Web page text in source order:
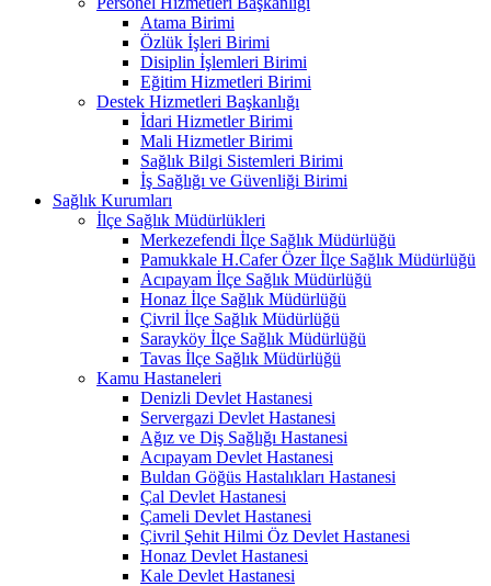
Atama Birimi
Özlük İşleri Birimi
Disiplin İşlemleri Birimi
Eğitim Hizmetleri Birimi
Destek Hizmetleri Başkanlığı
İdari Hizmetler Birimi
Mali Hizmetler Birimi
Sağlık Bilgi Sistemleri Birimi
İş Sağlığı ve Güvenliği Birimi
Sağlık Kurumları
İlçe Sağlık Müdürlükleri
Merkezefendi İlçe Sağlık Müdürlüğü
Pamukkale H.Cafer Özer İlçe Sağlık Müdürlüğü
Acıpayam İlçe Sağlık Müdürlüğü
Honaz İlçe Sağlık Müdürlüğü
Çivril İlçe Sağlık Müdürlüğü
Sarayköy İlçe Sağlık Müdürlüğü
Tavas İlçe Sağlık Müdürlüğü
Kamu Hastaneleri
Denizli Devlet Hastanesi
Servergazi Devlet Hastanesi
Ağız ve Diş Sağlığı Hastanesi
Acıpayam Devlet Hastanesi
Buldan Göğüs Hastalıkları Hastanesi
Çal Devlet Hastanesi
Çameli Devlet Hastanesi
Çivril Şehit Hilmi Öz Devlet Hastanesi
Honaz Devlet Hastanesi
Kale Devlet Hastanesi